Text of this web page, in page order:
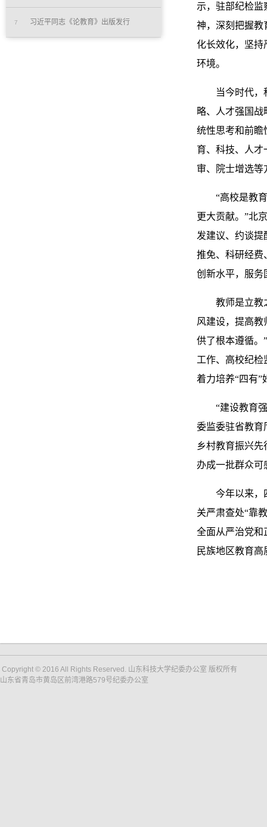
7 习近平同志《论教育》出版发行
示，驻部纪检
神，深刻把握教
化长效化，坚持
环境。
当今时代，科
略、人才强国
统性思考和前瞻
育、科技、人
审、院士增选等
“高校是教育
更大贡献。”北
发建议、约谈
推免、科研经费
创新水平，服务
教师是立教之
风建设，提高
供了根本遵循。
工作、高校纪检
着力培养“四有
“建设教育强
委监委驻省教育
乡村教育振兴
办成一批群众
今年以来，四
关严肃查处“靠
全面从严治党和
民族地区教育
Copyright © 2016 All Rights Reserved. 山东科技大学纪委办公室 版权所有
山东省青岛市黄岛区前湾港路579号纪委办公室